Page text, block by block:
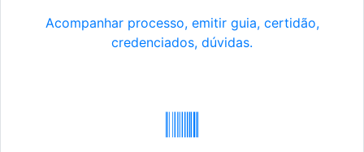
Acompanhar processo, emitir guia, certidão,
credenciados, dúvidas.